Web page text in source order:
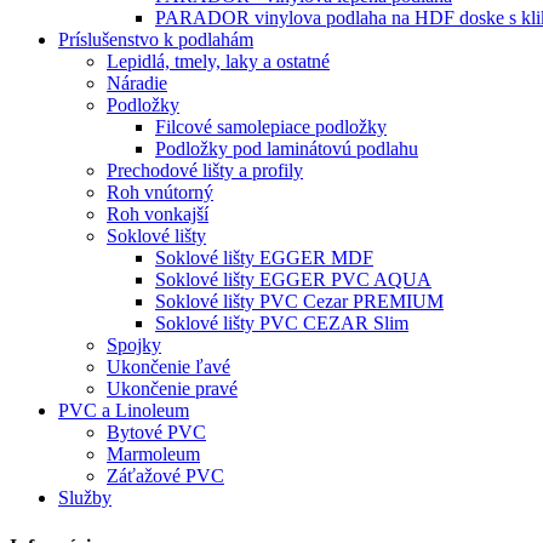
PARADOR vinylova podlaha na HDF doske s
Príslušenstvo k podlahám
Lepidlá, tmely, laky a ostatné
Náradie
Podložky
Filcové samolepiace podložky
Podložky pod laminátovú podlahu
Prechodové lišty a profily
Roh vnútorný
Roh vonkajší
Soklové lišty
Soklové lišty EGGER MDF
Soklové lišty EGGER PVC AQUA
Soklové lišty PVC Cezar PREMIUM
Soklové lišty PVC CEZAR Slim
Spojky
Ukončenie ľavé
Ukončenie pravé
PVC a Linoleum
Bytové PVC
Marmoleum
Záťažové PVC
Služby